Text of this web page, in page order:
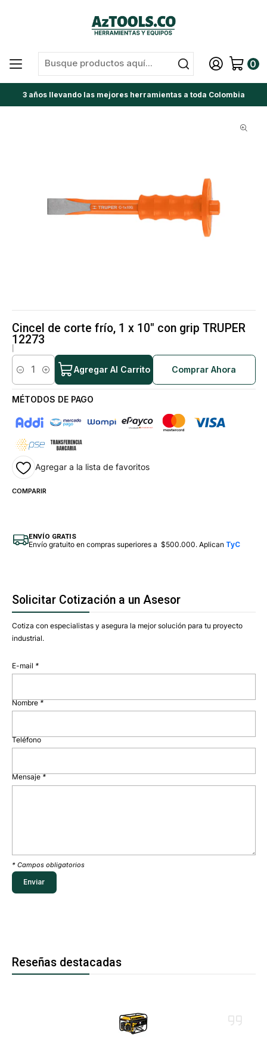
0
3 años llevando las mejores herramientas a toda Colombia
Cincel de corte frío, 1 x 10" con grip TRUPER
12273
Cantidad
Agregar Al Carrito Comprar Ahora
MÉTODOS DE PAGO
Agregar a la lista de favoritos
COMPARIR
ENVÍO GRATIS
Envío gratuito en compras superiores a $500.000. Aplican TyC
Solicitar Cotización a un Asesor
Cotiza con especialistas y asegura la mejor solución para tu proyecto
industrial.
E-mail *
Nombre*
Teléfono
Mensaje *
* Campos obligatorios
Reseñas destacadas